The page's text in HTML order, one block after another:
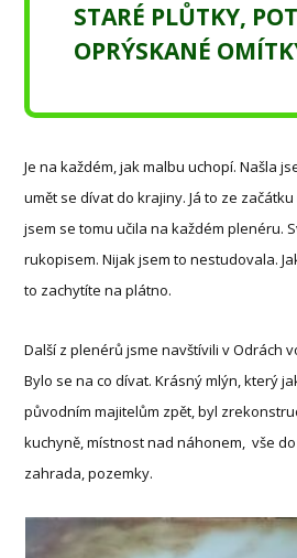
STARÉ PLŮTKY,
OPRÝSKANÉ
Je na každém, jak malbu uchopí. Našla
umět se dívat do krajiny. Já to ze
jsem se tomu učila na každém plenéru.
rukopisem. Nijak jsem to nestudovala.
to zachytíte na plátno.
Další z plenérů jsme navštívili v Odrách
Bylo se na co dívat. Krásný mlýn, který
původním majitelům zpět, byl
kuchyně, místnost nad náhonem, vše
zahrada, pozemky.